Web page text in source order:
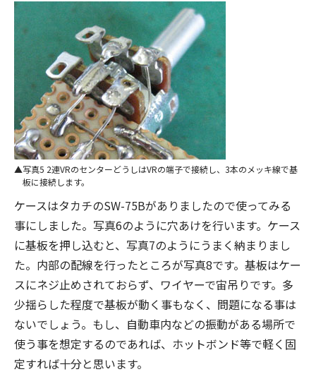
写真5 2連VRのセンターどうしはVRの端子で接続し、3本のメッキ線で基
板に接続します。
ケースはタカチのSW-75Bがありましたので使ってみる
事にしました。写真6のように穴あけを行います。ケース
に基板を押し込むと、写真7のようにうまく納まりまし
た。内部の配線を行ったところが写真8です。基板はケー
スにネジ止めされておらず、ワイヤーで宙吊りです。多
少揺らした程度で基板が動く事もなく、問題になる事は
ないでしょう。もし、自動車内などの振動がある場所で
使う事を想定するのであれば、ホットボンド等で軽く固
定すれば十分と思います。